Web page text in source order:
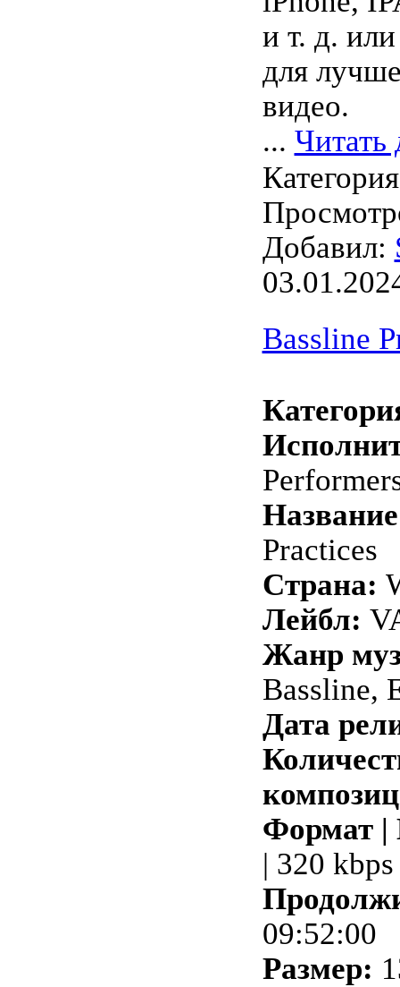
и т. д.
для
видео.
... Читать
Добавил:
Bassline
Practices
Страна:
Лейбл:
Жанр
Bassline,
Дата
Формат |
| 320 kbps
09:52:00
Размер: